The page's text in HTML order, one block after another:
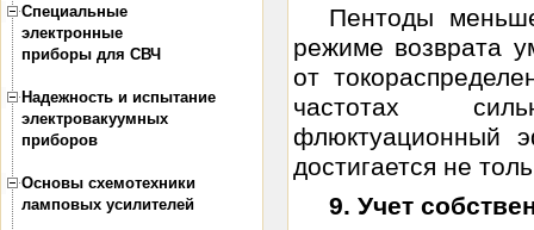
Специальные
электронные
приборы для СВЧ
Надежность и испытание
электровакуумных
приборов
Основы схемотехники
ламповых усилителей
Пентоды
режиме возврата
от
частотах
флюктуационный
достигается не
9. Учет